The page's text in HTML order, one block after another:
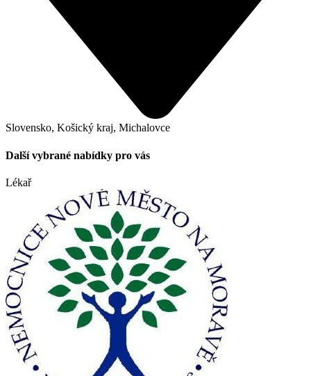
Slovensko, Košický kraj, Michalovce
Další vybrané nabídky pro vás
Lékař